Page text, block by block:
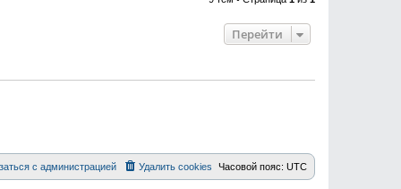
Перейти
Часовой пояс: UTC
Удалить cookies
с администрацией